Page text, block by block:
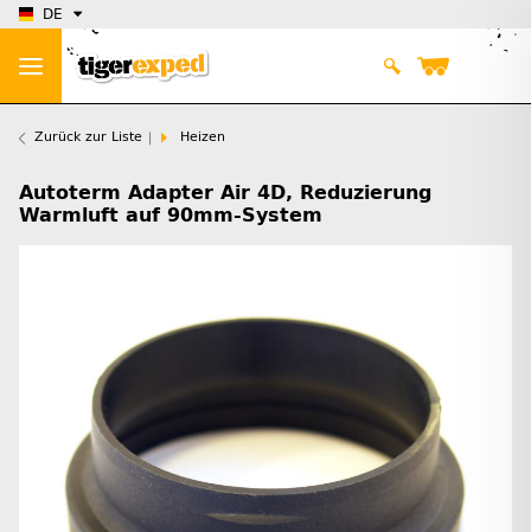
DE
Zurück zur Liste Heizen
Autoterm Adapter Air 4D, Reduzierung
Warmluft auf 90mm-System